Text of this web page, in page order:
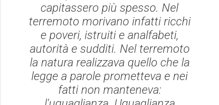
capitassero più spesso. Nel
terremoto morivano infatti ricchi
e poveri, istruiti e analfabeti,
autorità e sudditi. Nel terremoto
la natura realizzava quello che la
legge a parole prometteva e nei
fatti non manteneva: